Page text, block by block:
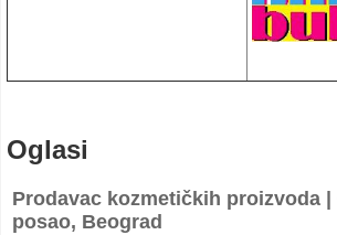
Oglasi
Prodavac kozmetičkih proizvoda |
posao, Beograd